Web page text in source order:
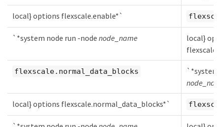
local} options flexscale.enable*`
`*system node run -node node_name
local}
flexscale.normal_data_blocks
`*system
local} options flexscale.normal_data_blocks*`